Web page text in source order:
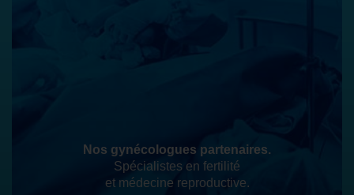
Nos gynécologues partenaires.
Spécialistes en fertilité
et médecine reproductive.